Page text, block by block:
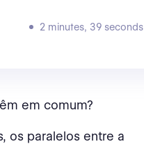
2 minutes, 39 seconds
em comum?
os paralelos entre a